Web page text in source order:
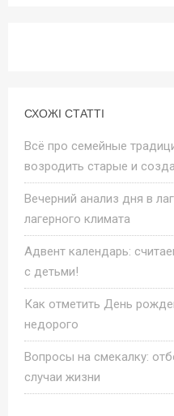
СХОЖІ СТАТТІ
Всё про семейные
возродить старые и
Вечерний анализ дня в
лагерного климата
Адвент календарь:
с детьми!
Как отметить День
недорого
Вопросы на смекалку:
случаи жизни